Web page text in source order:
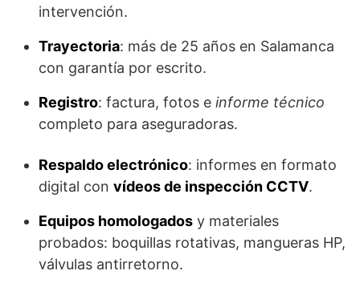
intervención.
Trayectoria: más de 25 años en Salamanca
con garantía por escrito.
Registro: factura, fotos e informe técnico
completo para aseguradoras.
Respaldo electrónico: informes en formato
digital con vídeos de inspección CCTV.
Equipos homologados y materiales
probados: boquillas rotativas, mangueras HP,
válvulas antirretorno.